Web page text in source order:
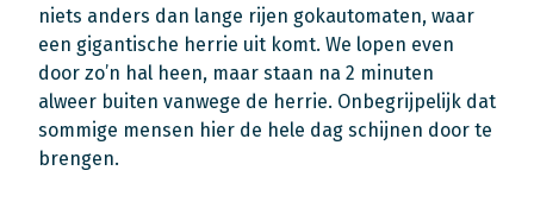
niets anders dan lange rijen gokautomaten, waar
een gigantische herrie uit komt. We lopen even
door zo’n hal heen, maar staan na 2 minuten
alweer buiten vanwege de herrie. Onbegrijpelijk dat
sommige mensen hier de hele dag schijnen door te
brengen.